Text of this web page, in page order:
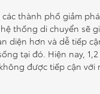
thành phố giảm
thống di chuyển sẽ
diện hơn và dễ tiếp
tại đó. Hiện nay,
được tiếp cận với